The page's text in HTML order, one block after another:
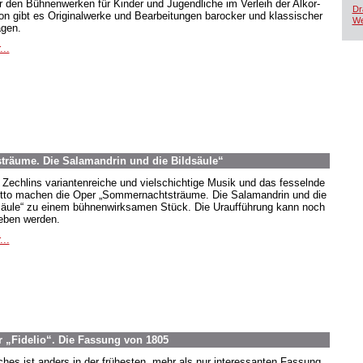
den Bühnenwerken für Kinder und Jugendliche im Verleih der Alkor-
gibt es Originalwerke und Bearbeitungen barocker und klassischer
Die Salamandrin und die Bildsäule“
Zechlins variantenreiche und vielschichtige Musik und das fesselnde
machen die Oper „Sommernachtsträume. Die Salamandrin und die
zu einem bühnenwirksamen Stück. Die Uraufführung kann noch
werden.
Die Fassung von 1805